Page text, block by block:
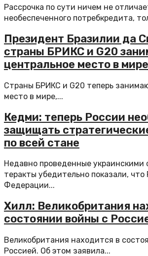
Рассрочка по сути ничем не
необеспеченного потребкредита,
Президент Бразилии да
страны БРИКС и G20
центральное место в мире
Страны БРИКС и G20 теперь
место в мире,...
Кедми: теперь России
защищать
по всей стане
Недавно проведенные украинскими
теракты убедительно показали, что
Федерации...
Хилл: Великобритания
состоянии войны с
Великобритания находится в
Россией. Об этом заявила...